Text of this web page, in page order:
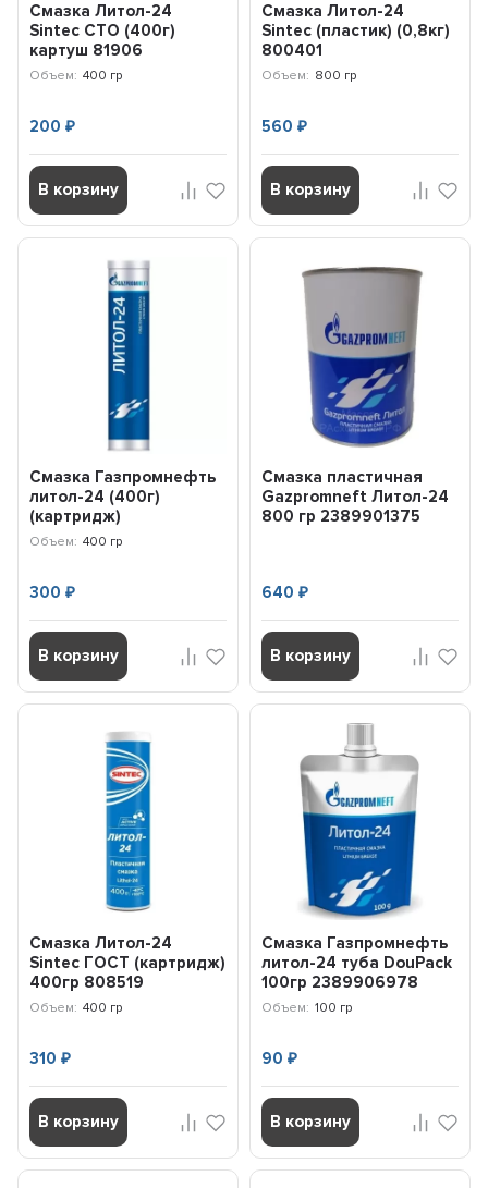
Смазка Литол-24
Sintec СТО (400г)
картуш 81906
Объем: 400 гр
200₽
В корзину
Смазка Литол-24
Sintec (пластик) (0,8кг)
800401
Объем: 800 гр
560 ₽
В корзину
Смазка Газпромнефть
литол-24 (400г)
(картридж)
2389906872
Объем: 400 гр
300₽
В корзину
Смазка пластичная
Gazpromneft Литол-24
800 гр 2389901375
640 ₽
В корзину
Смазка Литол-24
Sintec ГОСТ (картридж)
400гр 808519
Объем: 400 гр
310₽
В корзину
Смазка Газпромнефть
литол-24 туба DouPack
100гр 2389906978
Объем: 100 гр
90 ₽
В корзину